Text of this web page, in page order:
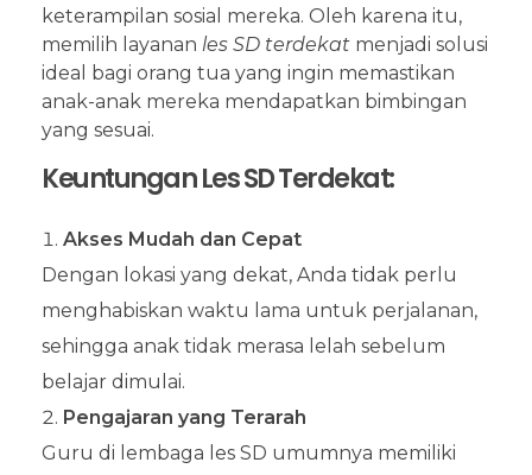
keterampilan sosial mereka. Oleh karena itu,
memilih layanan les SD terdekat menjadi solusi
ideal bagi orang tua yang ingin memastikan
anak-anak mereka mendapatkan bimbingan
yang sesuai.
Keuntungan Les SD Terdekat:
Akses Mudah dan Cepat
Dengan lokasi yang dekat, Anda tidak perlu
menghabiskan waktu lama untuk perjalanan,
sehingga anak tidak merasa lelah sebelum
belajar dimulai.
Pengajaran yang Terarah
Guru di lembaga les SD umumnya memiliki